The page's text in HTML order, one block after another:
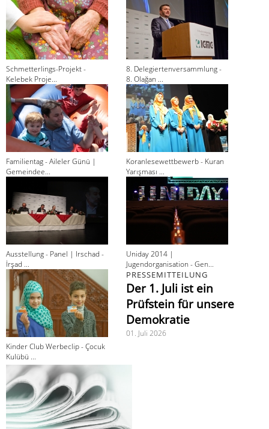
Schmetterlings-Projekt -
Kelebek Proje...
8. Delegiertenversammlung -
8. Olağan ...
Familientag - Aileler Günü |
Gemeindee...
Koranlesewettbewerb - Kuran
Yarışması ...
Ausstellung - Panel | Irschad -
İrşad ...
Uniday 2014 |
Jugendorganisation - Gen...
Kinder Club Werbeclip - Çocuk
Kulübü ...
PRESSEMITTEILUNG
Der 1. Juli ist ein
Prüfstein für unsere
Demokratie
01. Juli 2026